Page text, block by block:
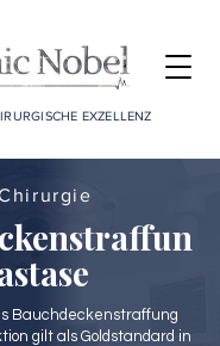
EXZELLENZ
Bauchdeckenstraffung
gilt als Goldstandard in